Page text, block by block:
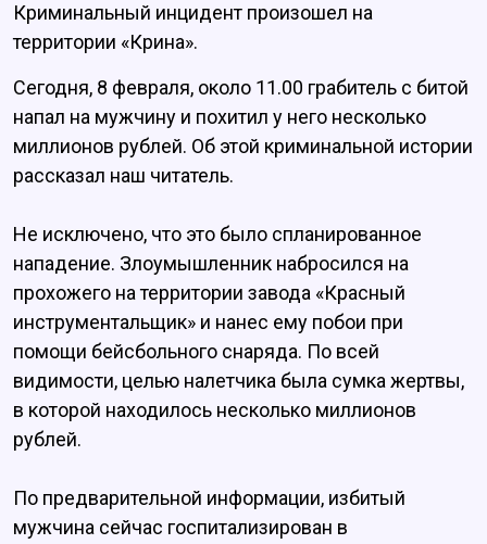
Криминальный инцидент произошел на
территории «Крина».
Сегодня, 8 февраля, около 11.00 грабитель с битой
напал на мужчину и похитил у него несколько
миллионов рублей. Об этой криминальной истории
рассказал наш читатель.
Не исключено, что это было спланированное
нападение. Злоумышленник набросился на
прохожего на территории завода «Красный
инструментальщик» и нанес ему побои при
помощи бейсбольного снаряда. По всей
видимости, целью налетчика была сумка жертвы,
в которой находилось несколько миллионов
рублей.
По предварительной информации, избитый
мужчина сейчас госпитализирован в